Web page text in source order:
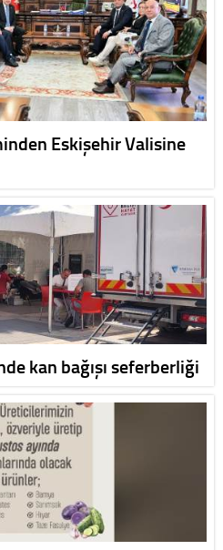
Eskişehir Valisine
kan bağışı seferberliği